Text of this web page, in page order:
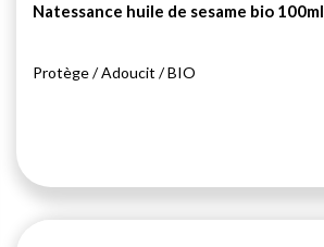
Natessance huile de sesame bio 100ml
Protège / Adoucit / BIO